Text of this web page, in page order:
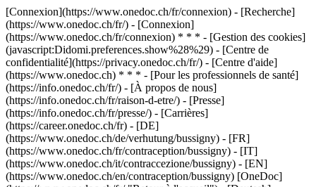
[Connexion](https://www.onedoc.ch/fr/connexion) - [Recherche]
(https://www.onedoc.ch/fr/) - [Connexion]
(https://www.onedoc.ch/fr/connexion) * * * - [Gestion des cookies]
(javascript:Didomi.preferences.show%28%29) - [Centre de
confidentialité](https://privacy.onedoc.ch/fr/) - [Centre d'aide]
(https://www.onedoc.ch) * * * - [Pour les professionnels de santé]
(https://info.onedoc.ch/fr/) - [À propos de nous]
(https://info.onedoc.ch/fr/raison-d-etre/) - [Presse]
(https://info.onedoc.ch/fr/presse/) - [Carrières]
(https://career.onedoc.ch/fr) - [DE]
(https://www.onedoc.ch/de/verhutung/bussigny) - [FR]
(https://www.onedoc.ch/fr/contraception/bussigny) - [IT]
(https://www.onedoc.ch/it/contraccezione/bussigny) - [EN]
(https://www.onedoc.ch/en/contraception/bussigny) [OneDoc]